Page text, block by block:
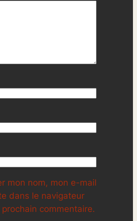
mon nom, mon e-mail
dans le navigateur
commentaire.